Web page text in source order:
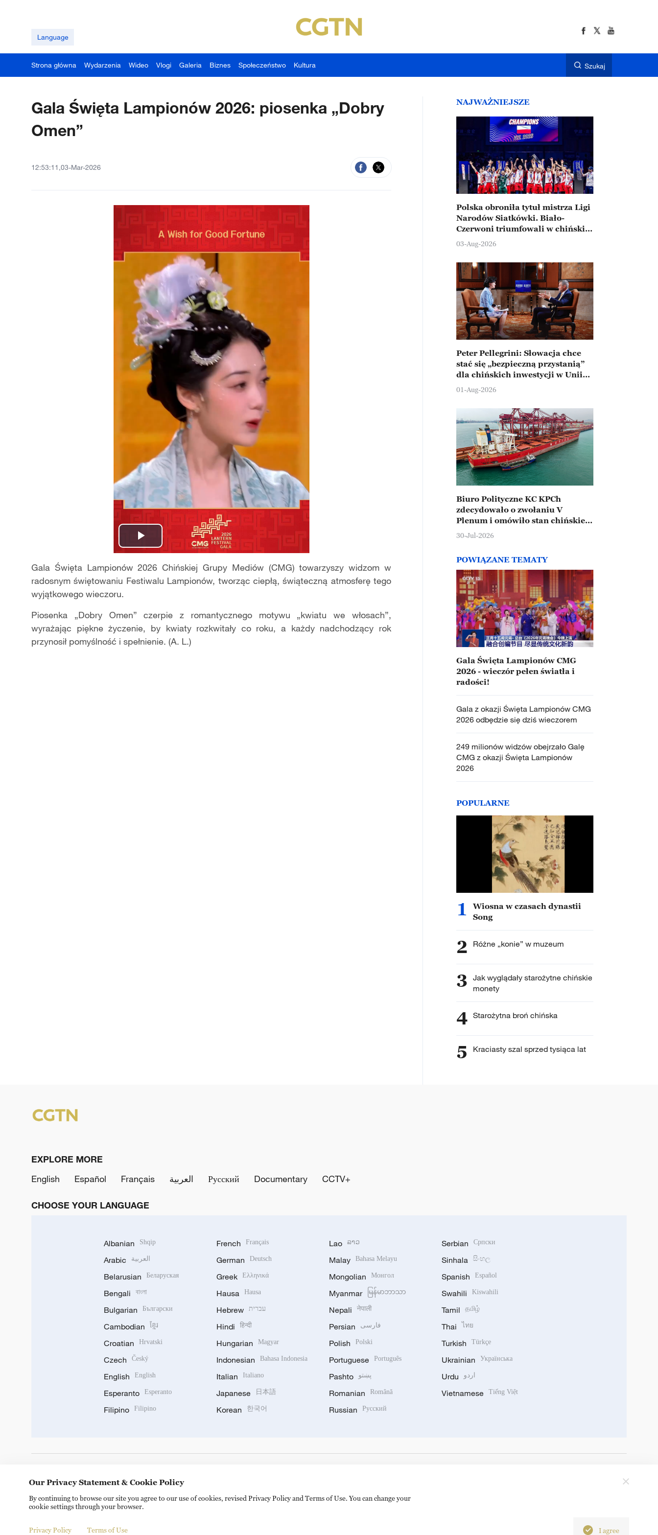
Language
Strona główna Wydarzenia Wideo Vlogi Galeria Biznes Społeczeństwo Kultura Szukaj
Gala Święta Lampionów 2026: piosenka „Dobry
Omen”
12:53:11,03-Mar-2026
Play
Video
Gala Święta Lampionów 2026 Chińskiej Grupy Mediów (CMG) towarzyszy widzom w
radosnym świętowaniu Festiwalu Lampionów, tworząc ciepłą, świąteczną atmosferę tego
wyjątkowego wieczoru.
Piosenka „Dobry Omen” czerpie z romantycznego motywu „kwiatu we włosach”,
wyrażając piękne życzenie, by kwiaty rozkwitały co roku, a każdy nadchodzący rok
przynosił pomyślność i spełnienie. (A. L.)
NAJWAŻNIEJSZE
Polska obroniła tytuł mistrza Ligi
Narodów Siatkówki. Biało-
Czerwoni triumfowali w chińskim
Ningbo
03-Aug-2026
Peter Pellegrini: Słowacja chce
stać się „bezpieczną przystanią”
dla chińskich inwestycji w Unii
Europejskiej
01-Aug-2026
Biuro Polityczne KC KPCh
zdecydowało o zwołaniu V
Plenum i omówiło stan chińskiej
gospodarki
30-Jul-2026
POWIĄZANE TEMATY
Gala Święta Lampionów CMG
2026 - wieczór pełen światła i
radości!
Gala z okazji Święta Lampionów CMG
2026 odbędzie się dziś wieczorem
249 milionów widzów obejrzało Galę
CMG z okazji Święta Lampionów
2026
POPULARNE
1
Wiosna w czasach dynastii
Song
2 Różne „konie” w muzeum
3 Jak wyglądały starożytne chińskie
monety
4 Starożytna broń chińska
5 Kraciasty szal sprzed tysiąca lat
EXPLORE MORE
English
Español Français العربية Русский Documentary CCTV+
CHOOSE YOUR LANGUAGE
Albanian Shqip
Arabic العربية
Belarusian Беларуская
Bengali বাংলা
Bulgarian Български
Cambodian ខ្មែរ
Croatian Hrvatski
Czech Český
English English
Esperanto Esperanto
Filipino Filipino
French Français
German Deutsch
Greek Ελληνικά
Hausa Hausa
Hebrew עברית
Hindi हिन्दी
Hungarian Magyar
Indonesian Bahasa Indonesia
Italian Italiano
Japanese 日本語
Korean 한국어
Lao ລາວ
Malay Bahasa Melayu
Mongolian Монгол
Myanmar မြန်မာဘာသာ
Nepali नेपाली
Persian فارسی
Polish Polski
Portuguese Português
Pashto پښتو
Romanian Română
Russian Русский
Serbian Српски
Sinhala සිංහල
Spanish Español
Swahili Kiswahili
Tamil தமிழ்
Thai ไทย
Turkish Türkçe
Ukrainian Українська
Urdu اردو
Vietnamese Tiếng Việt
Copyright © 2024 CGTN. 京ICP备20000184号
Our Privacy Statement & Cookie Policy
By continuing to browse our site you agree to our use of cookies, revised Privacy Policy and Terms of Use. You can change your
cookie settings through your browser.
Privacy Policy Terms of Use I agree